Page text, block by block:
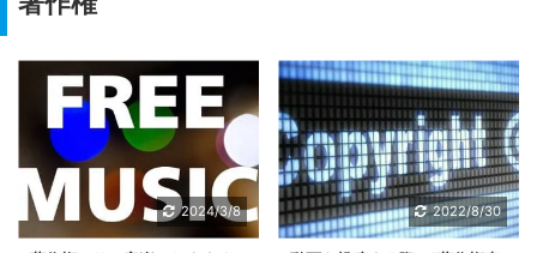
2024/3/8 2022/8/30